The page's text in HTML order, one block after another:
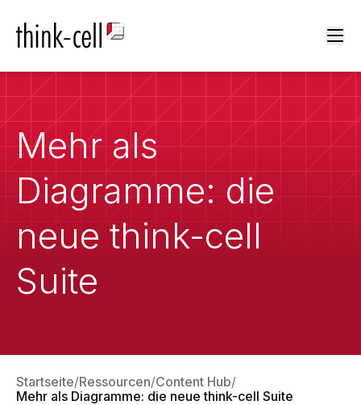
Mehr als
Diagramme: die
neue think-cell
Suite
Startseite Ressourcen Content Hub
Mehr als Diagramme: die neue think-cell Suite